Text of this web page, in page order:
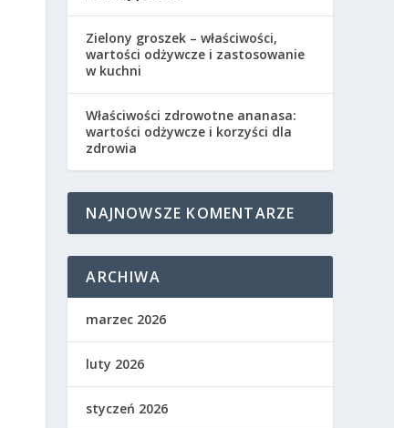
Zielony groszek – właściwości,
wartości odżywcze i zastosowanie
w kuchni
Właściwości zdrowotne ananasa:
wartości odżywcze i korzyści dla
zdrowia
NAJNOWSZE KOMENTARZE
ARCHIWA
marzec 2026
luty 2026
styczeń 2026